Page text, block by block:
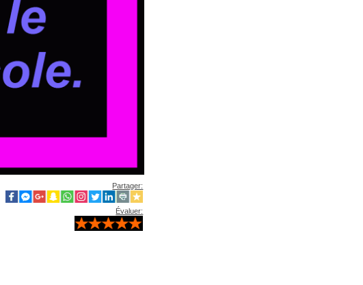
Partager:
Évaluer: